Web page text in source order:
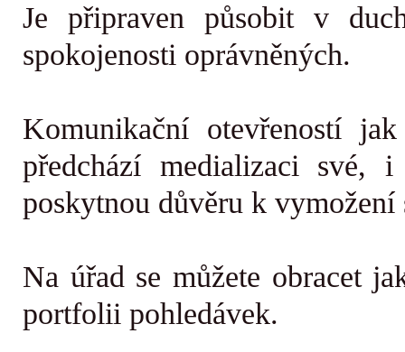
Je připraven působit v
spokojenosti oprávněných.
Komunikační otevřeností
předchází medializaci své,
poskytnou důvěru k vymožení
Na úřad se můžete obracet
portfolii pohledávek.